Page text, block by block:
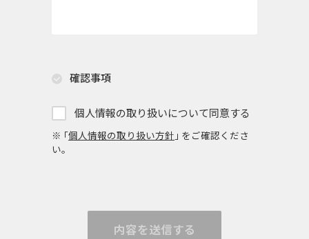
確認事項
個人情報の取り扱いについて同意する
※ ｢個人情報の取り扱い方針 ｣ をご確認くださ
い。
内容を送信する